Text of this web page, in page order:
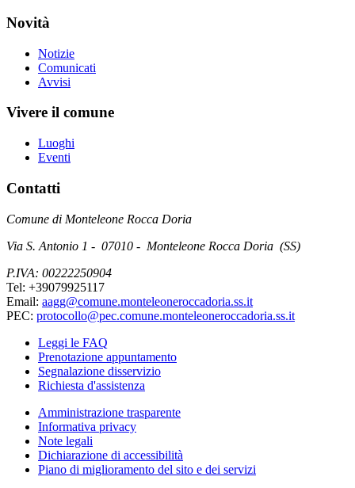
Novità
Notizie
Comunicati
Avvisi
Vivere il comune
Luoghi
Eventi
Contatti
Comune di Monteleone Rocca Doria
Via S. Antonio 1 - 07010 - Monteleone Rocca Doria (SS)
P.IVA: 00222250904
Tel: +39079925117
Email: aagg@comune.monteleoneroccadoria.ss.it
PEC: protocollo@pec.comune.monteleoneroccadoria.ss.it
Leggi le FAQ
Prenotazione appuntamento
Segnalazione disservizio
Richiesta d'assistenza
Amministrazione trasparente
Informativa privacy
Note legali
Dichiarazione di accessibilità
Piano di miglioramento del sito e dei servizi